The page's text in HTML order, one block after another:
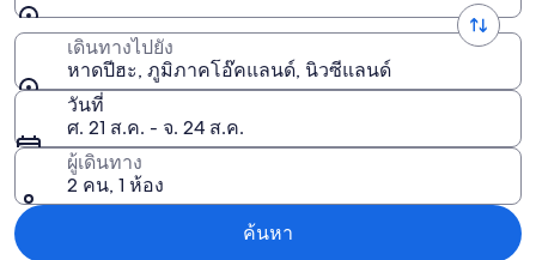
เดินทางไปยัง
หาดปีฮะ, ภูมิภาคโอ๊คแลนด์, นิวซีแลนด์
วันที่
ศ. 21 ส.ค. - จ. 24 ส.ค.
ผู้เดินทาง
2 คน, 1 ห้อง
ค้นหา